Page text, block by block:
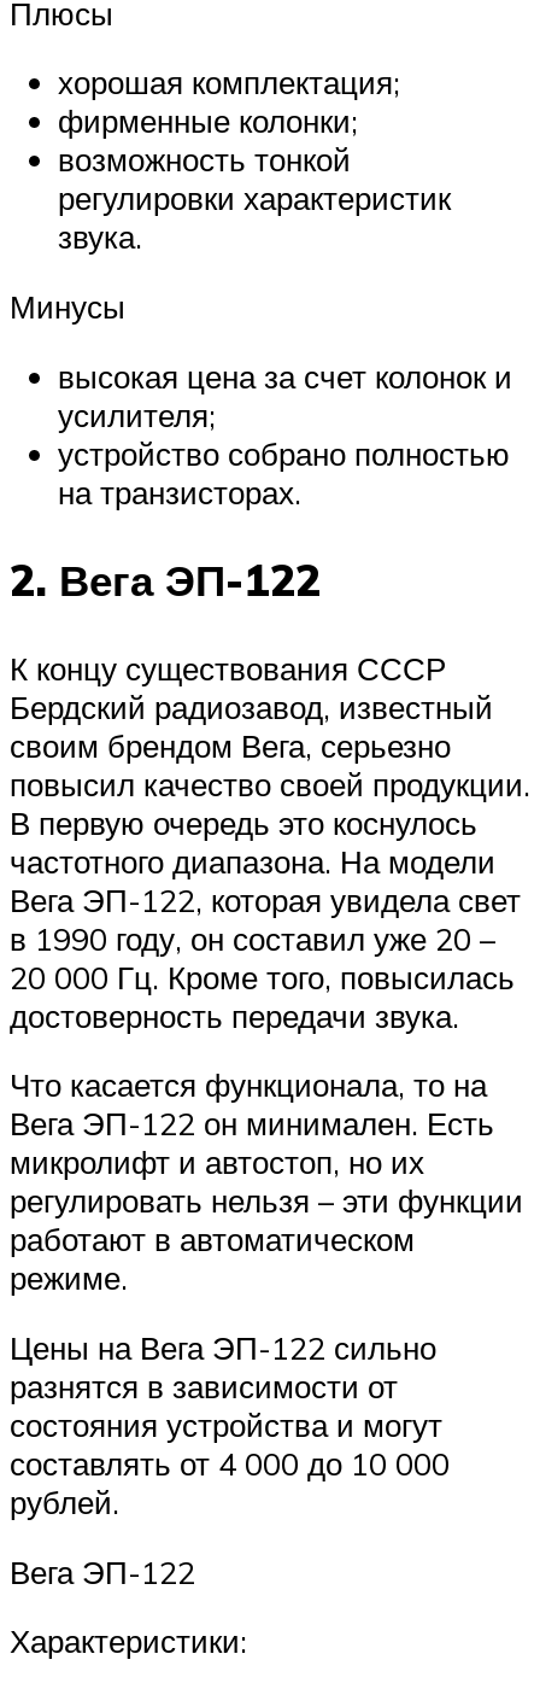
Плюсы
хорошая комплектация;
фирменные колонки;
возможность тонкой
регулировки характеристик
звука.
Минусы
высокая цена за счет колонок и
усилителя;
устройство собрано полностью
на транзисторах.
2. Вега ЭП-122
К концу существования СССР
Бердский радиозавод, известный
своим брендом Вега, серьезно
повысил качество своей продукции.
В первую очередь это коснулось
частотного диапазона. На модели
Вега ЭП-122, которая увидела свет
в 1990 году, он составил уже 20 –
20 000 Гц. Кроме того, повысилась
достоверность передачи звука.
Что касается функционала, то на
Вега ЭП-122 он минимален. Есть
микролифт и автостоп, но их
регулировать нельзя – эти функции
работают в автоматическом
режиме.
Цены на Вега ЭП-122 сильно
разнятся в зависимости от
состояния устройства и могут
составлять от 4 000 до 10 000
рублей.
Вега ЭП-122
Характеристики: